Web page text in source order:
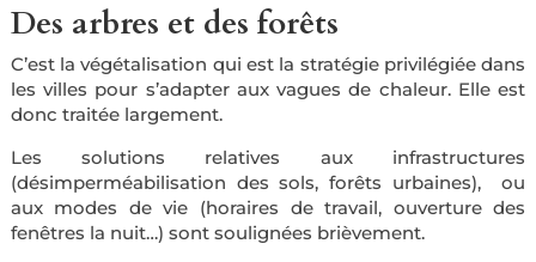
Des arbres et des forêts
C’est la végétalisation qui est la stratégie privilégiée dans
les villes pour s’adapter aux vagues de chaleur. Elle est
donc traitée largement.
Les solutions relatives aux infrastructures
(désimperméabilisation des sols, forêts urbaines), ou
aux modes de vie (horaires de travail, ouverture des
fenêtres la nuit…) sont soulignées brièvement.